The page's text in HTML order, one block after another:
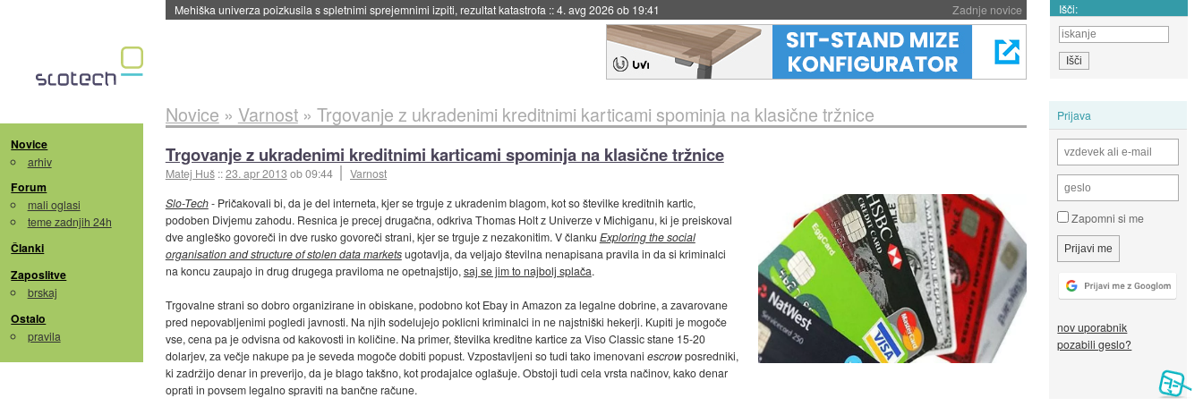
Zadnje novice
Evropska vesoljska agencija razvija svojo raketo za večkratno uporabo::4. avg 2026 ob 19:41 Išči:
Novice
arhiv
Forum
mali oglasi
teme zadnjih 24h
Članki
Zaposlitve
brskaj
Ostalo
pravila
Prijava
Zapomni si me
nov uporabnik
pozabili geslo?
Novice » Varnost» Trgovanje z ukradenimi kreditnimi karticami spominja na klasične tržnice
Trgovanje z ukradenimi kreditnimi karticami spominja na klasične tržnice
Matej Huš ::23. apr 2013 ob 09:44
Varnost
Slo-Tech- Pričakovali bi, da je del interneta, kjer se trguje z ukradenim blagom, kot so številke kreditnih kartic,
podoben Divjemu zahodu. Resnica je precej drugačna, odkriva Thomas Holt z Univerze v Michiganu, ki je preiskoval
dve angleško govoreči in dve rusko govoreči strani, kjer se trguje z nezakonitim. V članku Exploring the social
organisation and structure of stolen data marketsugotavlja, da veljajo številna nenapisana pravila in da si kriminalci
na koncu zaupajo in drug drugega praviloma ne opetnajstijo, saj se jim to najbolj splača.
Trgovalne strani so dobro organizirane in obiskane, podobno kot Ebay in Amazon za legalne dobrine, a zavarovane
pred nepovabljenimi pogledi javnosti. Na njih sodelujejo poklicni kriminalci in ne najstniški hekerji. Kupiti je mogoče
vse, cena pa je odvisna od kakovosti in količine. Na primer, številka kreditne kartice za Viso Classic stane 15-20
dolarjev, za večje nakupe pa je seveda mogoče dobiti popust. Vzpostavljeni so tudi tako imenovani escrowposredniki,
ki zadržijo denar in preverijo, da je blago takšno, kot prodajalce oglašuje. Obstoji tudi cela vrsta načinov, kako denar
oprati in povsem legalno spraviti na bančne račune.